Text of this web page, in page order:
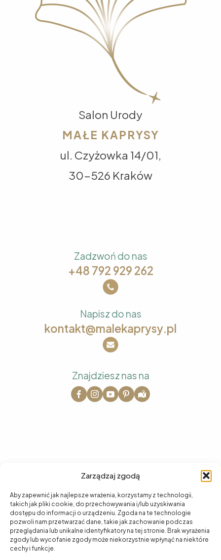
Zarządzaj zgodą
Aby zapewnić jak najlepsze wrażenia, korzystamy z technologii,
takich jak pliki cookie, do przechowywania i/lub uzyskiwania
dostępu do informacji o urządzeniu. Zgoda na te technologie
pozwoli nam przetwarzać dane, takie jak zachowanie podczas
przeglądania lub unikalne identyfikatory na tej stronie. Brak wyrażenia
zgody lub wycofanie zgody może niekorzystnie wpłynąć na niektóre
cechy i funkcje.
Salon Urody
MAŁE KAPRYSY
ul. Czyżowka 14/01,
30-526 Kraków
Zadzwoń do nas
+48 792 929 262
Napisz do nas
kontakt@malekaprysy.pl
Znajdziesz nas na
Na skróty
O nas
Oferta
Cennik